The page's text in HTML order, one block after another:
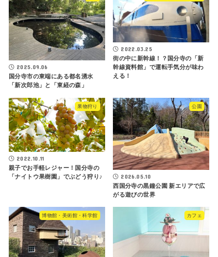
2025.09.06
国分寺市の東端にある都名湧水
「新次郎池」と「東経の森」
2022.03.25
街の中に新幹線！？国分寺の「新
幹線資料館」で運転手気分が味わ
える！
果物狩り
2022.10.11
親子でお手軽レジャー！国分寺の
「ナイトウ果樹園」でぶどう狩り♪
公園
2026.05.10
西国分寺の黒鐘公園 新エリアで広
がる遊びの世界
博物館・美術館・科学館 カフェ